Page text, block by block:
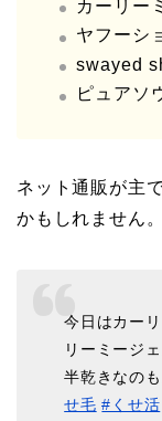
カーリー
ヤフーシ
swayed
ピュアソ
ネット通販が主
かもしれません
今日はカー
リーミージ
半乾きなの
せ毛 #くせ活